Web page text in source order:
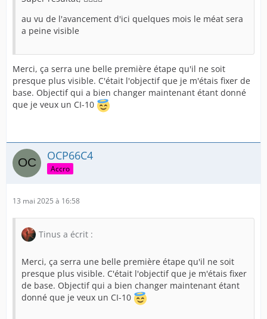
au vu de l'avancement d'ici quelques mois le méat sera
a peine visible
Merci, ça serra une belle première étape qu'il ne soit
presque plus visible. C'était l'objectif que je m'étais fixer de
base. Objectif qui a bien changer maintenant étant donné
que je veux un CI-10
OCP66C4
Accro
13 mai 2025 à 16:58
Tinus a écrit :
Merci, ça serra une belle première étape qu'il ne soit
presque plus visible. C'était l'objectif que je m'étais fixer
de base. Objectif qui a bien changer maintenant étant
donné que je veux un CI-10